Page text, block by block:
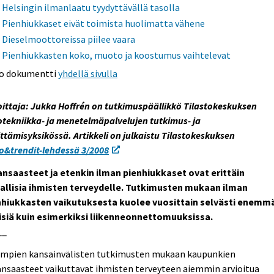
Helsingin ilmanlaatu tyydyttävällä tasolla
Pienhiukkaset eivät toimista huolimatta vähene
Dieselmoottoreissa piilee vaara
Pienhiukkasten koko, muoto ja koostumus vaihtelevat
dokumenttiyhdellä sivulla
Jukka Hoffrén on tutkimuspäällikkö Tilastokeskuksen
ja menetelmäpalvelujen tutkimus- ja
Artikkeli on julkaistu Tilastokeskuksen
lehdessä 3/2008
ja etenkin ilman pienhiukkaset ovat erittäin
ihmisten terveydelle. Tutkimusten mukaan ilman
vaikutuksesta kuolee vuosittain selvästi
kuin esimerkiksi liikenneonnettomuuksissa.
kansainvälisten tutkimusten mukaan kaupunkien
vaikuttavat ihmisten terveyteen aiemmin arvioitua